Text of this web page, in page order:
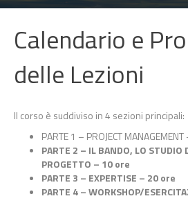
Calendario e
delle Lezioni
Il corso è suddiviso in 4 sezioni principali:
PARTE 1 – PROJECT
PARTE 2 – IL BANDO, LO STUDIO
PROGETTO – 10 ore
PARTE 3 – EXPERTISE – 20 ore
PARTE 4 – WORKSHOP/